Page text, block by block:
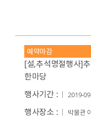
예약마감
[설,추석명절행사]
한마당
행사기간 :
2019-
행사장소 : 박물관